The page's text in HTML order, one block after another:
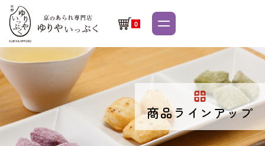
0
商品ラインアップ